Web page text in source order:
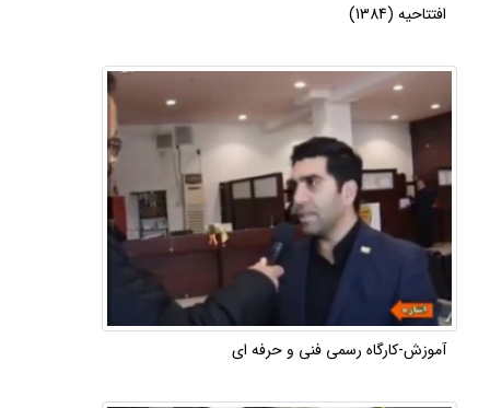
افتتاحیه (1384)
آموزش-کارگاه رسمی فنی و حرفه ای